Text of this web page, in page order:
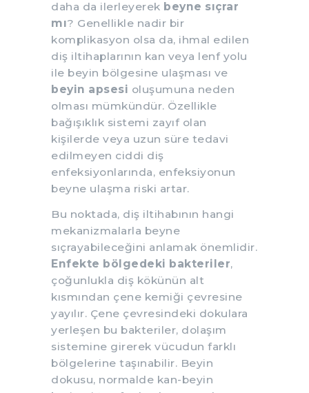
daha da ilerleyerek beyne sıçrar
mı? Genellikle nadir bir
komplikasyon olsa da, ihmal edilen
diş iltihaplarının kan veya lenf yolu
ile beyin bölgesine ulaşması ve
beyin apsesi oluşumuna neden
olması mümkündür. Özellikle
bağışıklık sistemi zayıf olan
kişilerde veya uzun süre tedavi
edilmeyen ciddi diş
enfeksiyonlarında, enfeksiyonun
beyne ulaşma riski artar.
Bu noktada, diş iltihabının hangi
mekanizmalarla beyne
sıçrayabileceğini anlamak önemlidir.
Enfekte bölgedeki bakteriler,
çoğunlukla diş kökünün alt
kısmından çene kemiği çevresine
yayılır. Çene çevresindeki dokulara
yerleşen bu bakteriler, dolaşım
sistemine girerek vücudun farklı
bölgelerine taşınabilir. Beyin
dokusu, normalde kan-beyin